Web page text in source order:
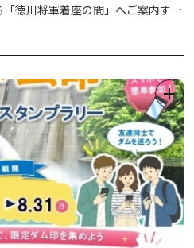
徳川将軍着座の間」へご案内する
ガイドと「歴史に包まれた町並
ーです。
れた日光山内を地元ガイドと共に